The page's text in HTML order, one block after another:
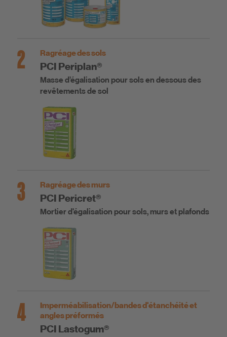
2 Ragréage des sols
PCI Periplan®
Masse d’égalisation pour sols en dessous des
revêtements de sol
3 Ragréage des murs
PCI Pericret®
Mortier d'égalisation pour sols, murs et plafonds
4
Imperméabilisation/bandes d'étanchéité et
angles préformés
PCI Lastogum®